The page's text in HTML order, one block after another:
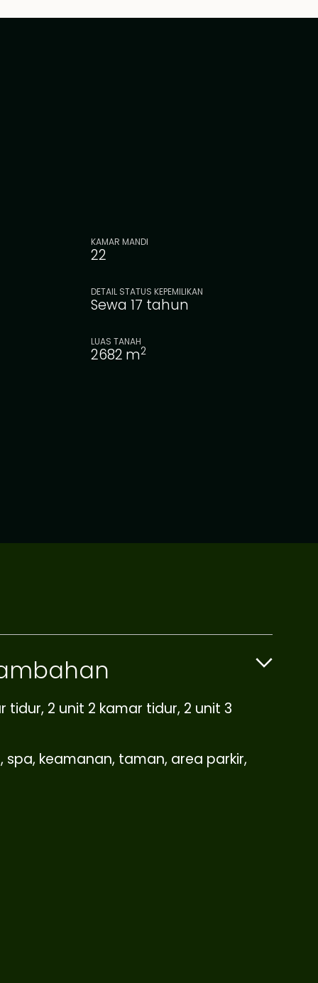
KAMAR MANDI
22
DETAIL STATUS KEPEMILIKAN
Sewa 17 tahun
LUAS TANAH
2682 m2
tidur, 2 unit 2 kamar tidur, 2 unit 3
spa, keamanan, taman, area parkir,